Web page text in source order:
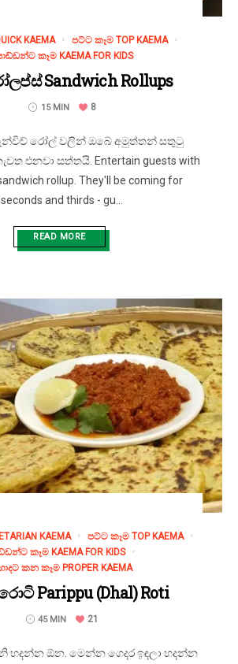
KAEMA
පට්ට කෑම TOP KAEMA
කෑම KAEMA FOR KIDS
Sandwich Rollups
15 MIN 8
රෝල් වලින් ඔබේ අමුත්තන් සතුටු
එනවා සත්තයි. Entertain guests with
rollup. They'll be coming for
seconds and thirds - gu...
READ MORE
KAEMA
පට්ට කෑම TOP KAEMA
කෑම KAEMA FOR KIDS
කන කෑම PROPER KAEMA
Parippu (Dhal) Roti
45 MIN 21
හදන්න ඕන. මෙන්න ගෙදර ඉඳලා හදන්න